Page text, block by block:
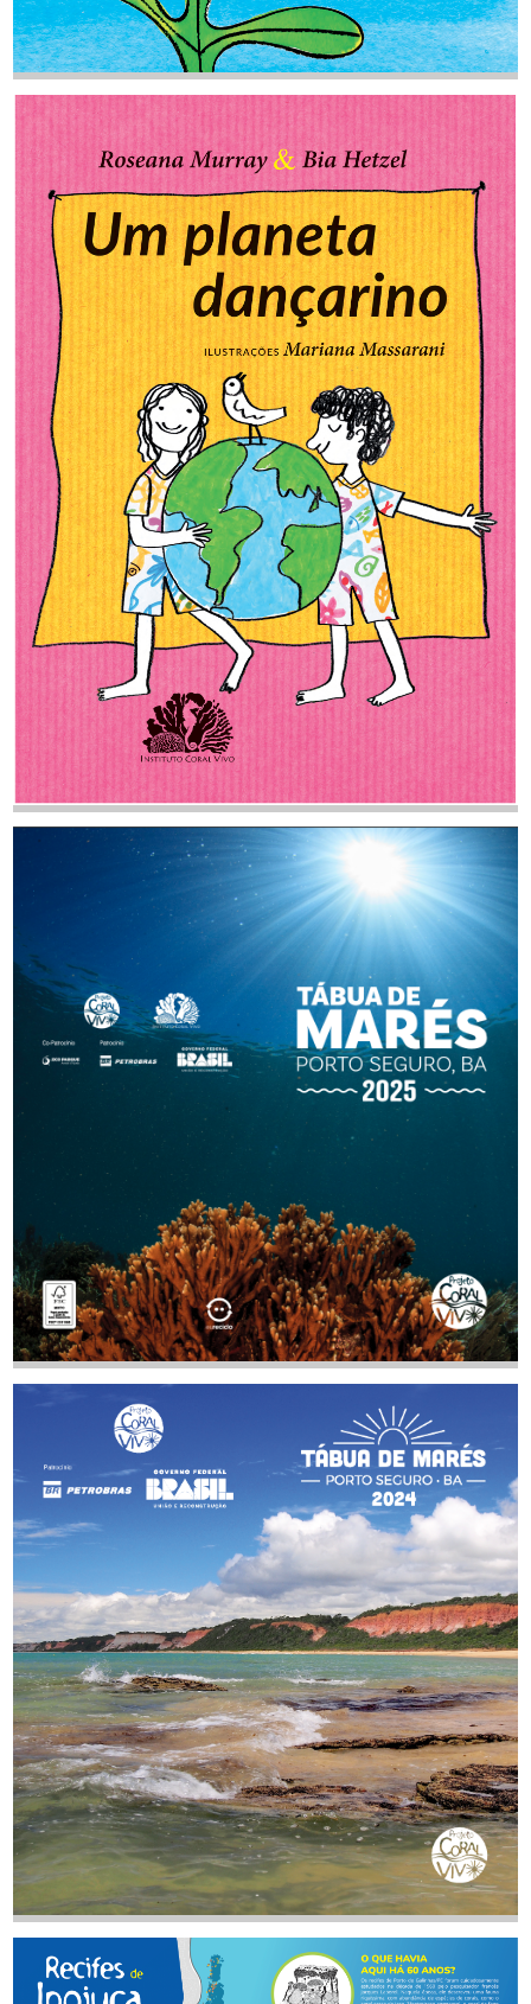
Tá Limpo (uma história maravilhosa)
AUTOR
TAMANHO
BAIXAR
Um planeta dançarino
TAMANHO
BAIXAR
Tábua de Marés 2025
TAMANHO
BAIXAR
Tábua de Marés 2024
AUTOR